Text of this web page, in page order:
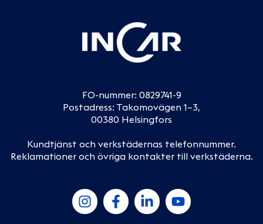
FO-nummer: 0829741-9
Postadress: Takomovägen 1–3,
00380 Helsingfors
Kundtjänst och verkstädernas telefonnummer.
Reklamationer och övriga kontakter till verkstäderna.